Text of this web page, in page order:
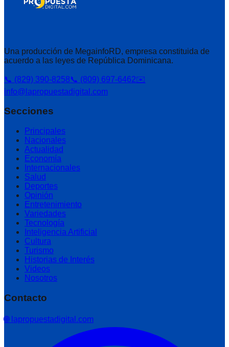
Una producción de MegainfoRD, empresa constituida de
acuerdo a las leyes de República Dominicana.
📞 (829) 390-8258📞 (809) 697-6462✉️
info@lapropuestadigital.com
Secciones
Principales
Nacionales
Actualidad
Economía
Internacionales
Salud
Deportes
Opinión
Entretenimiento
Variedades
Tecnología
Inteligencia Artificial
Cultura
Turismo
Historias de Interés
Videos
Nosotros
Contacto
🌐 lapropuestadigital.com